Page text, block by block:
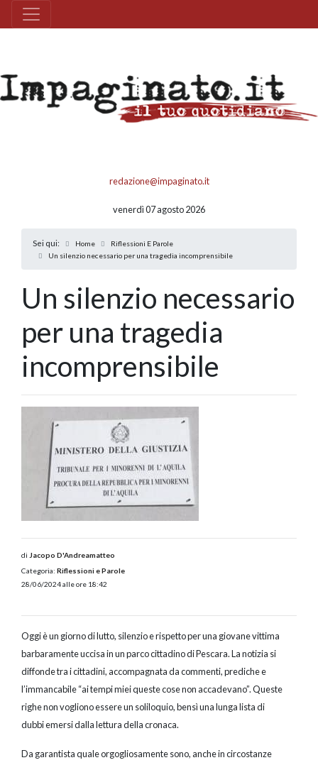
redazione@impaginato.it
venerdì 07 agosto 2026
Sei qui: Home
Riflessioni E Parole
Un silenzio necessario per una tragedia incomprensibile
Un silenzio necessario
per una tragedia
incomprensibile
di Jacopo D'Andreamatteo
Categoria: Riflessioni e Parole
28/06/2024 alle ore 18:42
Oggi è un giorno di lutto, silenzio e rispetto per una giovane vittima
barbaramente uccisa in un parco cittadino di Pescara. La notizia si
diffonde tra i cittadini, accompagnata da commenti, prediche e
l’immancabile “ai tempi miei queste cose non accadevano”. Queste
righe non vogliono essere un soliloquio, bensì una lunga lista di
dubbi emersi dalla lettura della cronaca.
Da garantista quale orgogliosamente sono, anche in circostanze